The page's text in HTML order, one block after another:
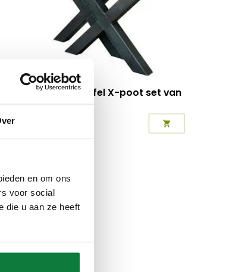
en om ons
voor social
die u aan ze heeft
Stalen Salontafel X-poot set van